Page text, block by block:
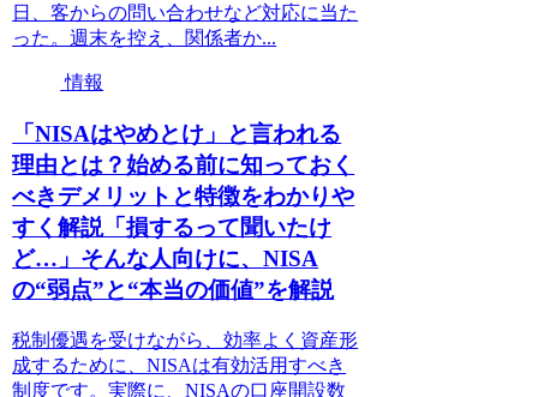
日、客からの問い合わせなど対応に当た
った。週末を控え、関係者か...
情報
「NISAはやめとけ」と言われる
理由とは？始める前に知っておく
べきデメリットと特徴をわかりや
すく解説「損するって聞いたけ
ど…」そんな人向けに、NISA
の“弱点”と“本当の価値”を解説
税制優遇を受けながら、効率よく資産形
成するために、NISAは有効活用すべき
制度です。実際に、NISAの口座開設数